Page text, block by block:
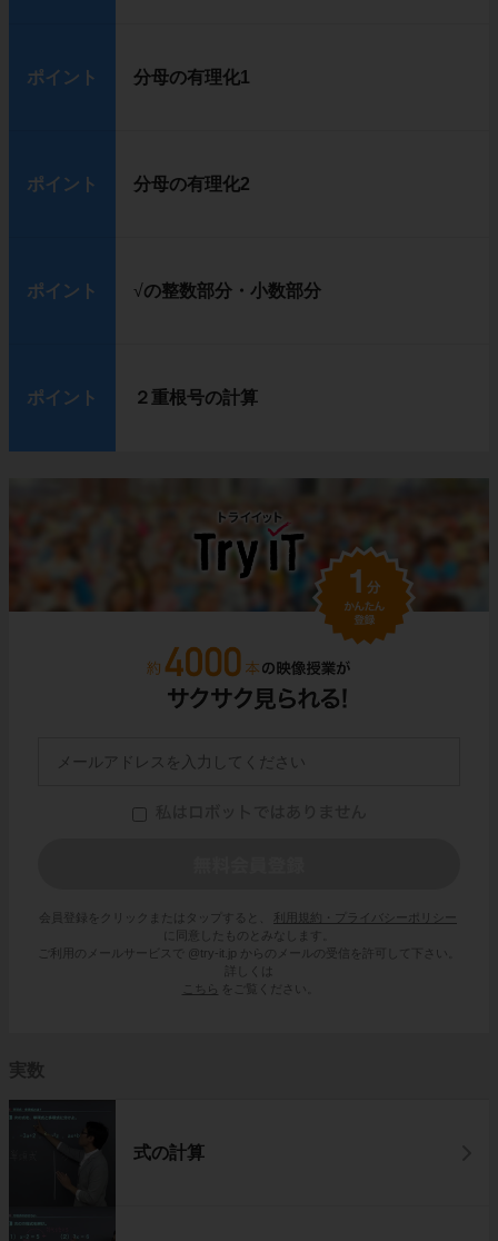
ポイント 分母の有理化1
ポイント 分母の有理化2
ポイント √の整数部分・小数部分
ポイント ２重根号の計算
会員登録をクリックまたはタップすると、
利用規約・プライバシーポリシー
に同意したものとみなします。
ご利用のメールサービスで @try-it.jp からのメールの受信を許可して下さい。
詳しくは
こちら
をご覧ください。
実数
式の計算